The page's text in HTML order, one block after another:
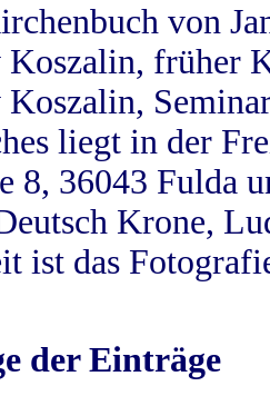
von
Koszalin, früher
Koszalin,
liegt in der
8, 36043 Fulda
Krone,
ist das
der Einträge